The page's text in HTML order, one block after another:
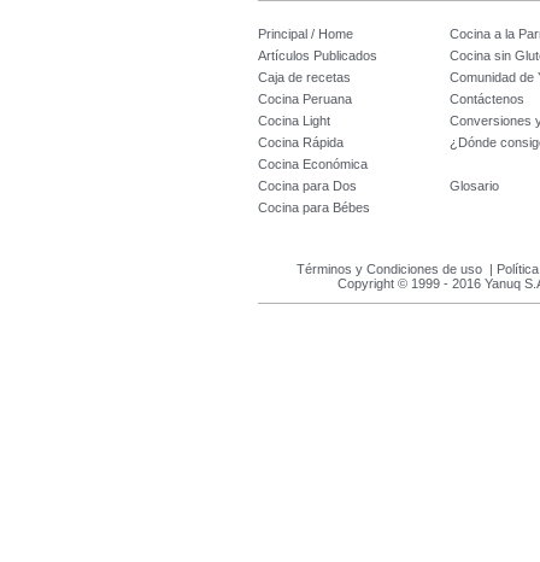
Principal / Home
Cocina a la
Artículos Publicados
Cocina sin
Caja de recetas
Comunidad de
Cocina Peruana
Contáctenos
Cocina Light
Conversiones
Cocina Rápida
¿Dónde
Cocina Económica
Cocina para Dos
Glosario
Cocina para Bébes
Términos y Condiciones de uso |
Copyright © 1999 - 2016 Yanuq